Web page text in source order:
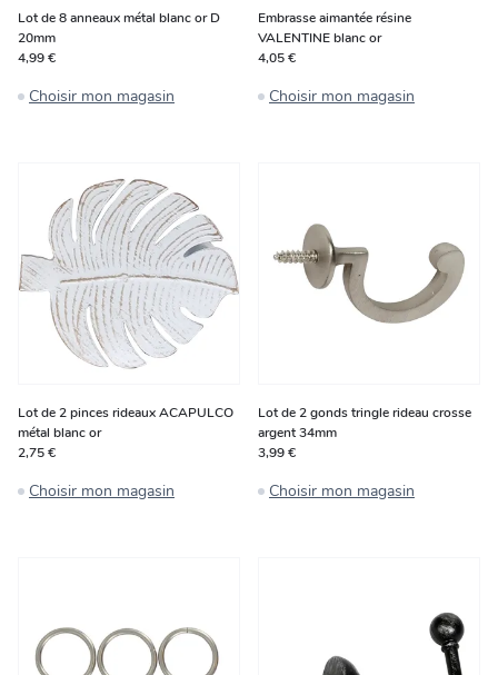
Lot de 8 anneaux métal blanc or D
20mm
4,99 €
Choisir mon magasin
Embrasse aimantée résine
VALENTINE blanc or
4,05 €
Choisir mon magasin
Lot de 2 pinces rideaux ACAPULCO
métal blanc or
2,75 €
Choisir mon magasin
Lot de 2 gonds tringle rideau crosse
argent 34mm
3,99 €
Choisir mon magasin